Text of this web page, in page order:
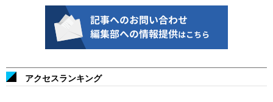
アクセスランキング